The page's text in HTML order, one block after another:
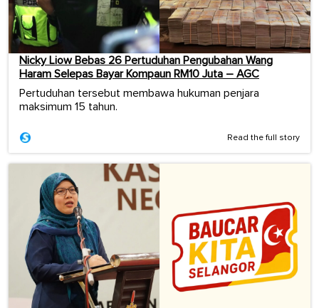
Nicky Liow Bebas 26 Pertuduhan Pengubahan Wang
Haram Selepas Bayar Kompaun RM10 Juta – AGC
Pertuduhan tersebut membawa hukuman penjara
maksimum 15 tahun.
Read the full story